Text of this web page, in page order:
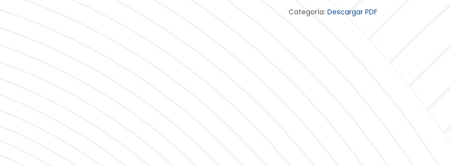
Categoría: Descargar PDF